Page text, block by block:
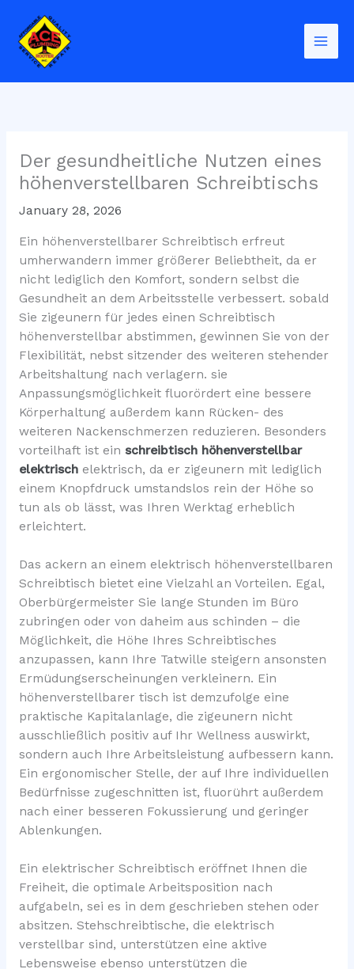
content
Der gesundheitliche Nutzen eines
höhenverstellbaren Schreibtischs
January 28, 2026
Ein höhenverstellbarer Schreibtisch erfreut
umherwandern immer größerer Beliebtheit, da er
nicht lediglich den Komfort, sondern selbst die
Gesundheit an dem Arbeitsstelle verbessert. sobald
Sie zigeunern für jedes einen Schreibtisch
höhenverstellbar abstimmen, gewinnen Sie von der
Flexibilität, nebst sitzender des weiteren stehender
Arbeitshaltung nach verlagern. sie
Anpassungsmöglichkeit fluorördert eine bessere
Körperhaltung außerdem kann Rücken- des
weiteren Nackenschmerzen reduzieren. Besonders
vorteilhaft ist ein schreibtisch höhenverstellbar
elektrischelektrisch, da er zigeunern mit lediglich
einem Knopfdruck umstandslos rein der Höhe so
tun als ob lässt, was Ihren Werktag erheblich
erleichtert.
Das ackern an einem elektrisch höhenverstellbaren
Schreibtisch bietet eine Vielzahl an Vorteilen. Egal,
Oberbürgermeister Sie lange Stunden im Büro
zubringen oder von daheim aus schinden – die
Möglichkeit, die Höhe Ihres Schreibtisches
anzupassen, kann Ihre Tatwille steigern ansonsten
Ermüdungserscheinungen verkleinern. Ein
höhenverstellbarer tisch ist demzufolge eine
praktische Kapitalanlage, die zigeunern nicht
ausschließlich positiv auf Ihr Wellness auswirkt,
sondern auch Ihre Arbeitsleistung aufbessern kann.
Ein ergonomischer Stelle, der auf Ihre individuellen
Bedürfnisse zugeschnitten ist, fluorührt außerdem
nach einer besseren Fokussierung und geringer
Ablenkungen.
Ein elektrischer Schreibtisch eröffnet Ihnen die
Freiheit, die optimale Arbeitsposition nach
aufgabeln, sei es in dem geschrieben stehen oder
absitzen. Stehschreibtische, die elektrisch
verstellbar sind, unterstützen eine aktive
Lebensweise ebenso unterstützen die